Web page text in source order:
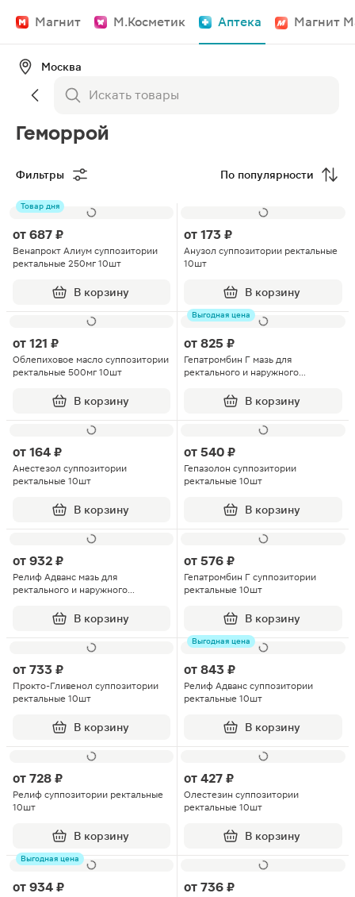
Магнит М.Косметик Аптека Магнит
Москва
Геморрой
Фильтры По популярности
Товар дня
от 687 ₽
Венапрокт Алиум суппозитории
ректальные 250мг 10шт
В корзину
от 173 ₽
Анузол суппозитории ректальные
10шт
В корзину
от 121 ₽
Облепиховое масло суппозитории
ректальные 500мг 10шт
В корзину
Выгодная цена
от 825 ₽
Гепатромбин Г мазь для
ректального и наружного
В корзину
от 164 ₽
Анестезол суппозитории
ректальные 10шт
В корзину
от 540 ₽
Гепазолон суппозитории
ректальные 10шт
В корзину
от 932 ₽
Релиф Адванс мазь для
ректального и наружного
В корзину
от 576 ₽
Гепатромбин Г суппозитории
ректальные 10шт
В корзину
от 733 ₽
Прокто-Гливенол суппозитории
ректальные 10шт
В корзину
Выгодная цена
от 843 ₽
Релиф Адванс суппозитории
ректальные 10шт
В корзину
от 728 ₽
Релиф суппозитории ректальные
10шт
В корзину
от 427 ₽
Олестезин суппозитории
ректальные 10шт
В корзину
Выгодная цена
от 934 ₽ от 736 ₽